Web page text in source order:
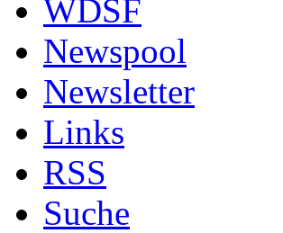
WDSF
Newspool
Newsletter
Links
RSS
Suche